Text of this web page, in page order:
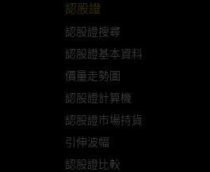
認股證
認股證搜尋
認股證基本資料
價量走勢圖
認股證計算機
認股證市場持貨
引伸波幅
認股證比較